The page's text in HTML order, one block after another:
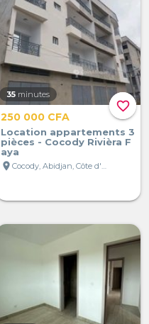
favorite_border
35 minutes
250 000 CFA
Location appartements 3
pièces - Cocody Rivièra F
aya
location_on